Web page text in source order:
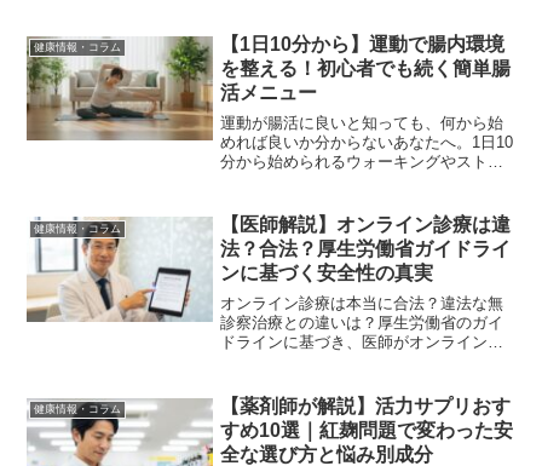
健康情報・コラム
【1日10分から】運動で腸内環境
を整える！初心者でも続く簡単腸
活メニュー
運動が腸活に良いと知っても、何から始
めれば良いか分からないあなたへ。1日10
分から始められるウォーキングやストレ
運動で痩せ菌を増やし、健康な体を目指
しましょう。
健康情報・コラム
【医師解説】オンライン診療は違
法？合法？厚生労働省ガイドライ
ンに基づく安全性の真実
オンライン診療は本当に合法？違法な無
診察治療との違いは？厚生労働省のガイ
ドラインに基づき、医師がオンライン診
健康情報・コラム
【薬剤師が解説】活力サプリおす
すめ10選｜紅麹問題で変わった安
全な選び方と悩み別成分